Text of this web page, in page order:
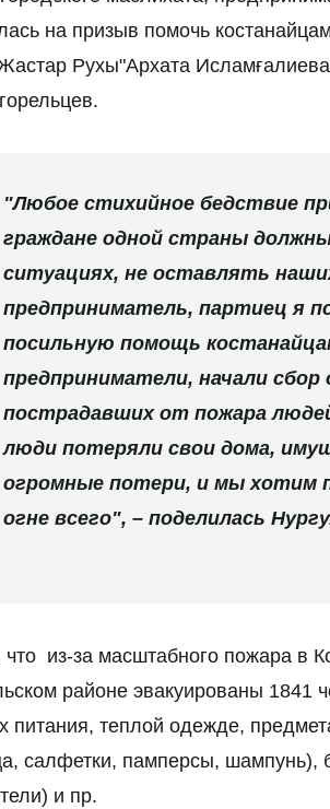
на призыв помочь
Рухы"Архата
"Любое стихийное бедствие
граждане одной страны
ситуациях, не оставлять
предприниматель, партиец я
посильную помощь
предприниматели, начали
пострадавших от пожара
люди потеряли свои дома,
огромные потери, и мы хотим
огне всего", – поделилась
из-за масштабного пожара в
районе эвакуированы
питания, теплой одежде,
салфетки, памперсы, шампунь),
и пр.